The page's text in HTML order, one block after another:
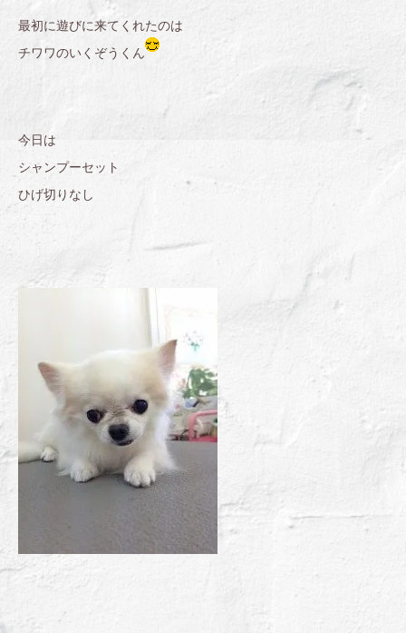
最初に遊びに来てくれたのは
チワワのいくぞうくん
今日は
シャンプーセット
ひげ切りなし